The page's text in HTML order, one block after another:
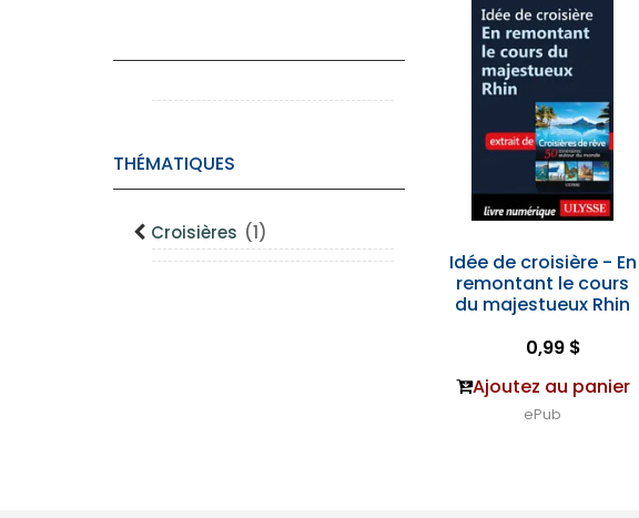
THÉMATIQUES
Croisières (1)
Idée de croisière - En
remontant le cours
du majestueux Rhin
0,99 $
Ajoutez au panier
ePub